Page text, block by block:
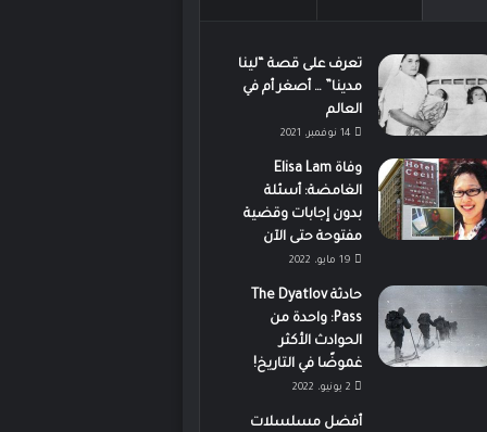
تعرف على قصة “لينا
مدينا” … أصغر أم في
العالم
14 نوفمبر، 2021
وفاة Elisa Lam
الغامضة: أسئلة
بدون إجابات وقضية
مفتوحة حتى الآن
19 مايو، 2022
حادثة The Dyatlov
Pass: واحدة من
الحوادث الأكثر
غموضًا في التاريخ!
2 يونيو، 2022
أفضل مسلسلات